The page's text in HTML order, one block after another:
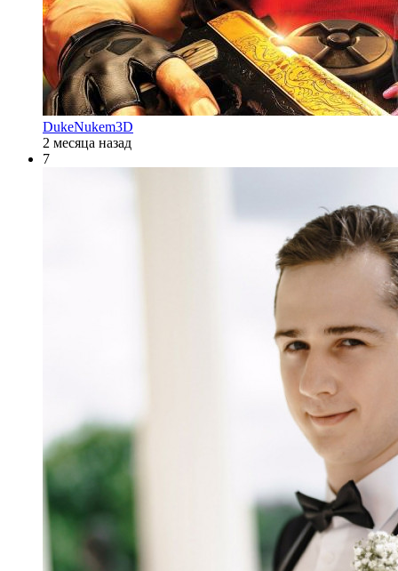
DukeNukem3D
2 месяца назад
7